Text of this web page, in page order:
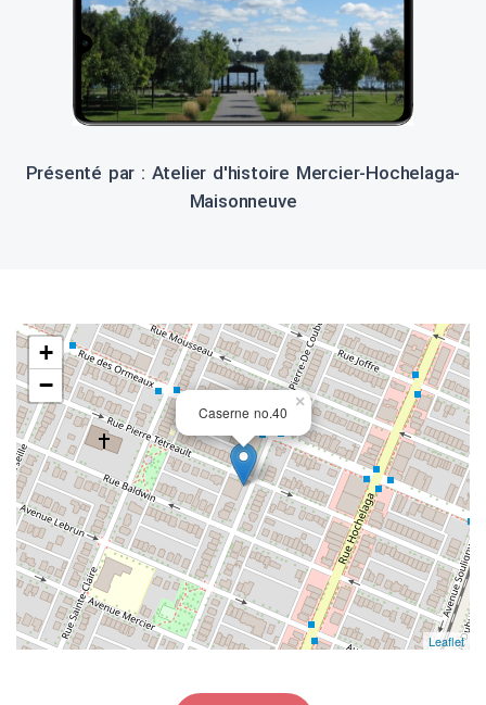
Présenté par : Atelier d'histoire Mercier-Hochelaga-
Maisonneuve
Caserne no.40
×
+
−
Leaflet